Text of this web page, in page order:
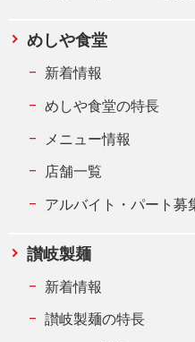
めしや食堂
新着情報
めしや食堂の特長
メニュー情報
店舗一覧
アルバイト・パート募
讃岐製麺
新着情報
讃岐製麺の特長